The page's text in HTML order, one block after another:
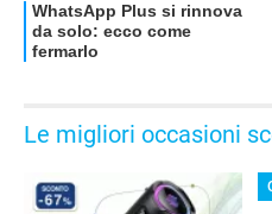
Le migliori occasioni